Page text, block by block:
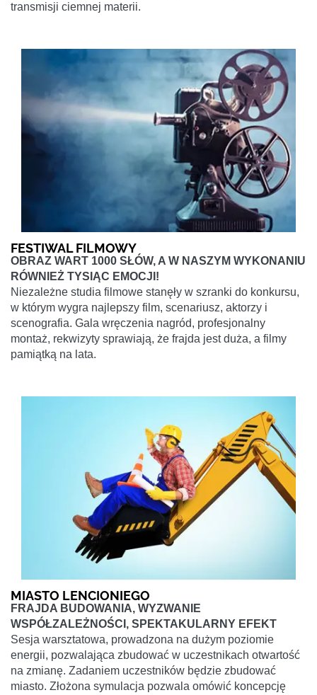
transmisji ciemnej materii.
FESTIWAL FILMOWY
OBRAZ WART 1000 SŁÓW, A W NASZYM WYKONANIU
RÓWNIEŻ TYSIĄC EMOCJI!
Niezależne studia filmowe stanęły w szranki do konkursu,
w którym wygra najlepszy film, scenariusz, aktorzy i
scenografia. Gala wręczenia nagród, profesjonalny
montaż, rekwizyty sprawiają, że frajda jest duża, a filmy
pamiątką na lata.
MIASTO LENCIONIEGO
FRAJDA BUDOWANIA, WYZWANIE
WSPÓŁZALEŻNOŚCI, SPEKTAKULARNY EFEKT
Sesja warsztatowa, prowadzona na dużym poziomie
energii, pozwalająca zbudować w uczestnikach otwartość
na zmianę. Zadaniem uczestników będzie zbudować
miasto. Złożona symulacja pozwala omówić koncepcję